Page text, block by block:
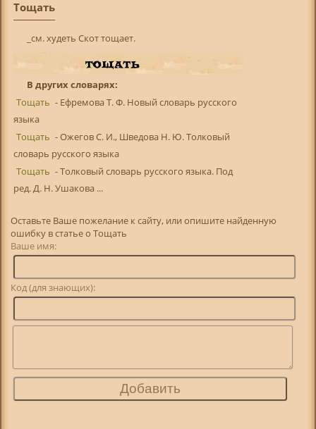
Тощать
_см. худеть Скот тощает.
В других словарях:
Тощать - Ефремова Т. Ф. Новый словарь русского
языка
Тощать - Ожегов С. И., Шведова Н. Ю. Толковый
словарь русского языка
Тощать - Толковый словарь русского языка. Под
ред. Д. Н. Ушакова ...
Оставьте Ваше пожелание к сайту, или опишите найденную
ошибку в статье о Тощать
Ваше имя:
Код (для знающих):